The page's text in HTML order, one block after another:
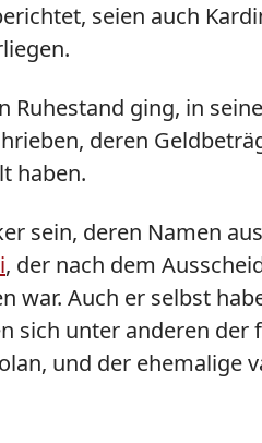
seien auch
Ruhestand ging, in
deren
haben.
sein, deren Namen
, der nach dem
Auch er selbst
sich unter anderen
und der ehemalige